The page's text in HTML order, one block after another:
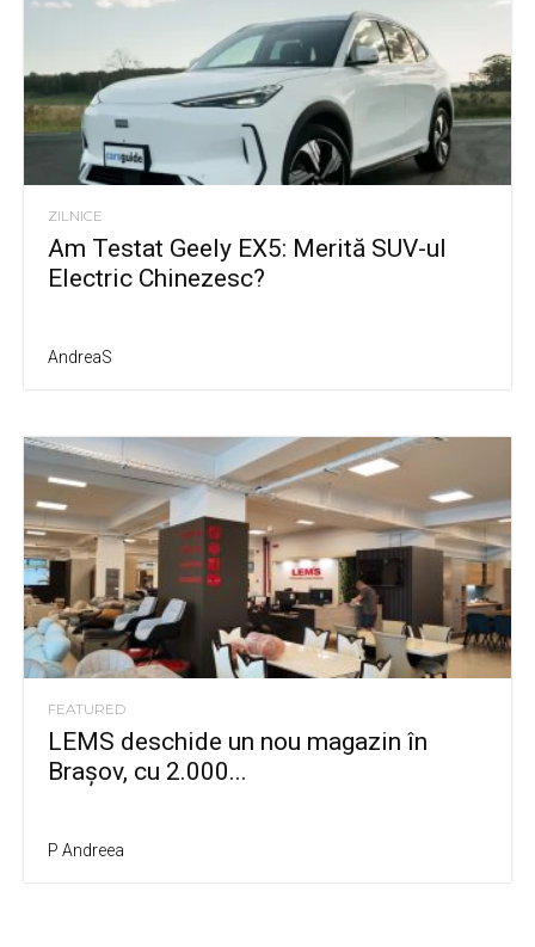
ZILNICE
Am Testat Geely EX5: Merită SUV-ul
Electric Chinezesc?
AndreaS
FEATURED
LEMS deschide un nou magazin în
Brașov, cu 2.000...
P Andreea